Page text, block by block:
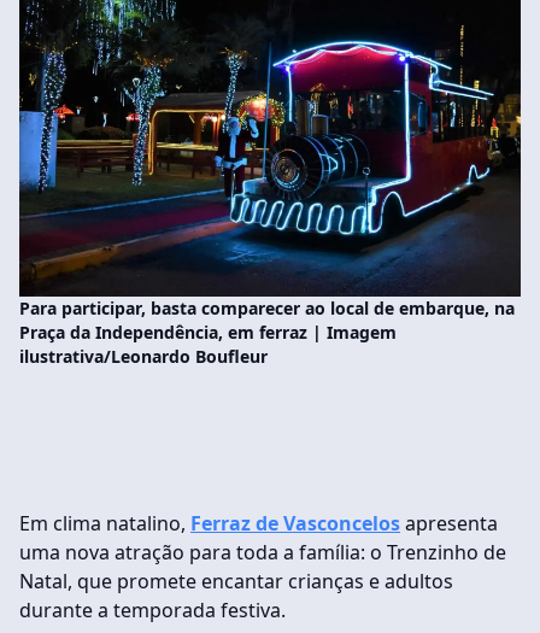
Para participar, basta comparecer ao local de embarque, na
Praça da Independência, em ferraz | Imagem
ilustrativa/Leonardo Boufleur
Em clima natalino, Ferraz de Vasconcelosapresenta
uma nova atração para toda a família: o Trenzinho de
Natal, que promete encantar crianças e adultos
durante a temporada festiva.